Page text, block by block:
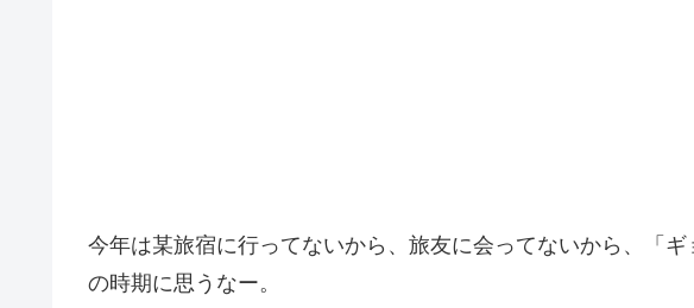
今年は某旅宿に行ってないから、旅友に会ってないから、「
の時期に思うなー。